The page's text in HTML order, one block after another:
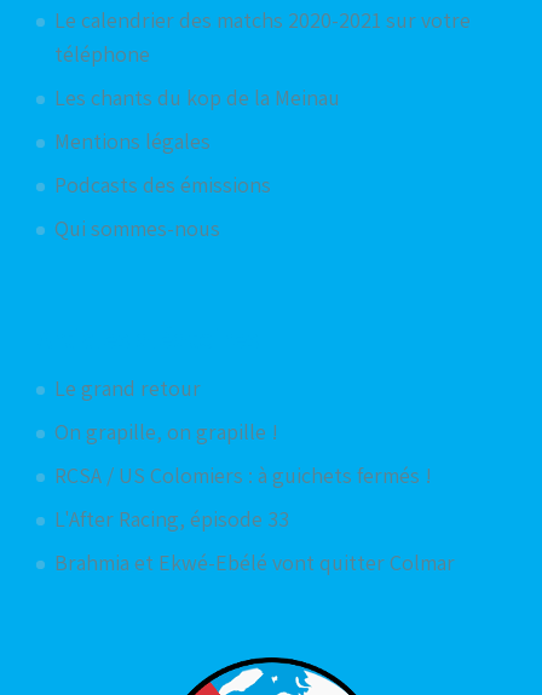
Le calendrier des matchs 2020-2021 sur votre
téléphone
Les chants du kop de la Meinau
Mentions légales
Podcasts des émissions
Qui sommes-nous
Le grand retour
On grapille, on grapille !
RCSA / US Colomiers : à guichets fermés !
L'After Racing, épisode 33
Brahmia et Ekwé-Ebélé vont quitter Colmar